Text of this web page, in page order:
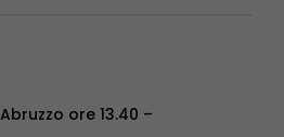
ore 13.40 –